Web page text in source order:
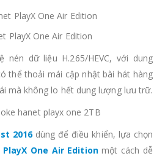
PlayX One Air Edition
nén dữ liệu H.265/HEVC, với dung
thể thoải mái cập nhật bài hát hàng
mà không lo hết dung lượng lưu trữ.
2016dùng để điều khiển, lựa chọn
One Air Edition một cách dễ